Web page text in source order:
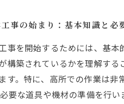
事の始まり：基本知識と必
事を開始するためには、基
構築されているかを理解す
す。特に、高所での作業は
要な道具や機材の準備を行